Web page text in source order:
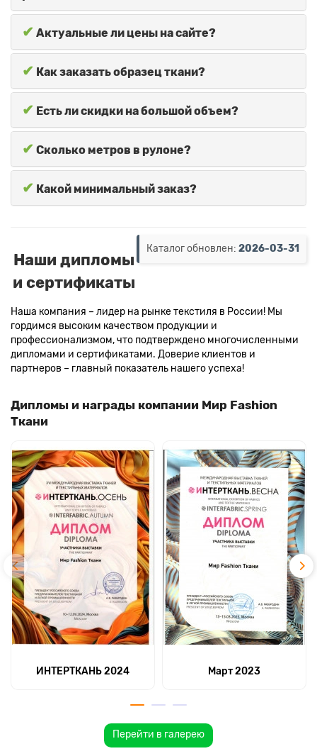
✔ Актуальные ли цены на сайте?
✔ Как заказать образец ткани?
✔ Есть ли скидки на большой объем?
✔ Сколько метров в рулоне?
✔ Какой минимальный заказ?
Каталог обновлен: 2026-03-31
Наши дипломы
и сертификаты
Наша компания – лидер на рынке текстиля в России! Мы
гордимся высоким качеством продукции и
профессионализмом, что подтверждено многочисленными
дипломами и сертификатами. Доверие клиентов и
партнеров – главный показатель нашего успеха!
Дипломы и награды компании Мир Fashion
Ткани
ИНТЕРТКАНЬ 2024 Март 2023
Перейти в галерею